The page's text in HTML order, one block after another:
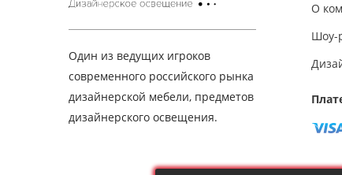
Один из ведущих игроков
современного российского рынка
дизайнерской мебели, предметов
дизайнерского освещения.
О
Шоу-